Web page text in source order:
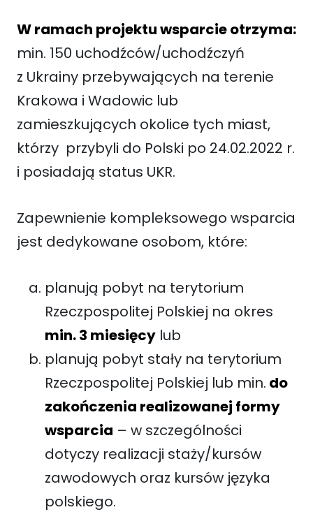
W ramach projektu wsparcie otrzyma:
min. 150 uchodźców/uchodźczyń
z Ukrainy przebywających na terenie
Krakowa i Wadowic lub
zamieszkujących okolice tych miast,
którzy przybyli do Polski po 24.02.2022 r.
i posiadają status UKR.
Zapewnienie kompleksowego wsparcia
jest dedykowane osobom, które:
planują pobyt na terytorium
Rzeczpospolitej Polskiej na okres
min. 3 miesięcy lub
planują pobyt stały na terytorium
Rzeczpospolitej Polskiej lub min. do
zakończenia realizowanej formy
wsparcia – w szczególności
dotyczy realizacji staży/kursów
zawodowych oraz kursów języka
polskiego.